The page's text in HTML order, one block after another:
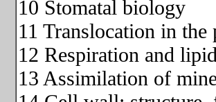
10 Stomatal biology
11 Translocation in the
12 Respiration and
13 Assimilation of